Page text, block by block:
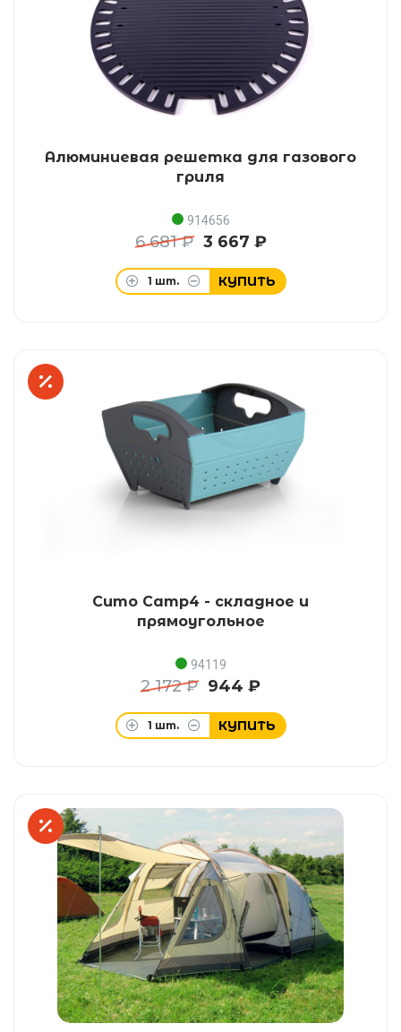
Алюминиевая решетка для газового
гриля
914656
6 681 ₽ 3 667 ₽
1 шт. КУПИТЬ
Сито Camp4 - складное и
прямоугольное
94119
2 172 ₽ 944 ₽
1 шт. КУПИТЬ